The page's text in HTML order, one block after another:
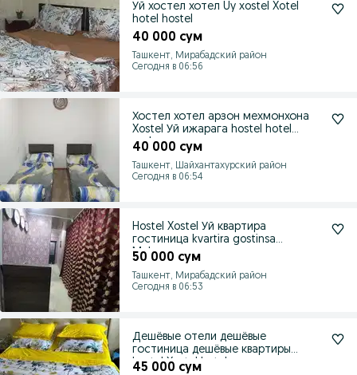
Уй хостел хотел Uy xostel Xotel
hotel hostel
40 000 сум
Ташкент, Мирабадский район
Сегодня в 06:56
Хостел хотел арзон мехмонхона
Xostel Уй ижарага hostel hotel
mehmonxon
40 000 сум
Ташкент, Шайхантахурский район
Сегодня в 06:54
Hostel Xostel Уй квартира
гостиница kvartira gostinsa
Mehmonxona
50 000 сум
Ташкент, Мирабадский район
Сегодня в 06:53
Дешёвые отели дешёвые
гостиница дешёвые квартиры
hostel Xostel hotel
45 000 сум